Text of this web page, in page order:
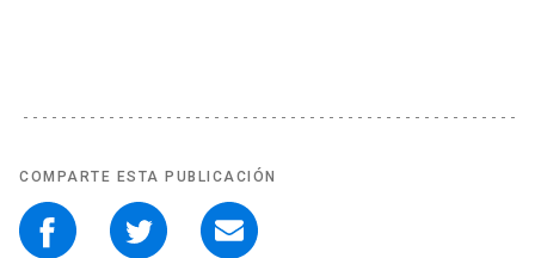
COMPARTE ESTA PUBLICACIÓN